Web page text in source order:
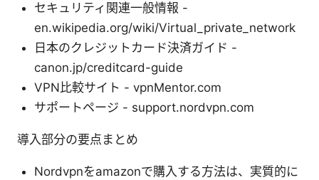
セキュリティ関連一般情報 -
en.wikipedia.org/wiki/Virtual_private_network
日本のクレジットカード決済ガイド -
canon.jp/creditcard-guide
VPN比較サイト - vpnMentor.com
サポートページ - support.nordvpn.com
導入部分の要点まとめ
Nordvpnをamazonで購入する方法は、実質的に